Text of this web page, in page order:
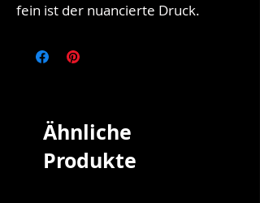
fein ist der nuancierte Druck.
Ähnliche
Produkte